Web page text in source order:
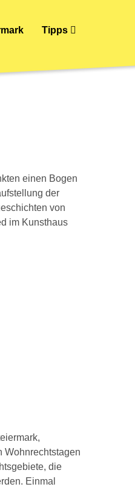
Tipps
einen Bogen
der
von
im Kunsthaus
Wohnrechtstagen
die
Einmal